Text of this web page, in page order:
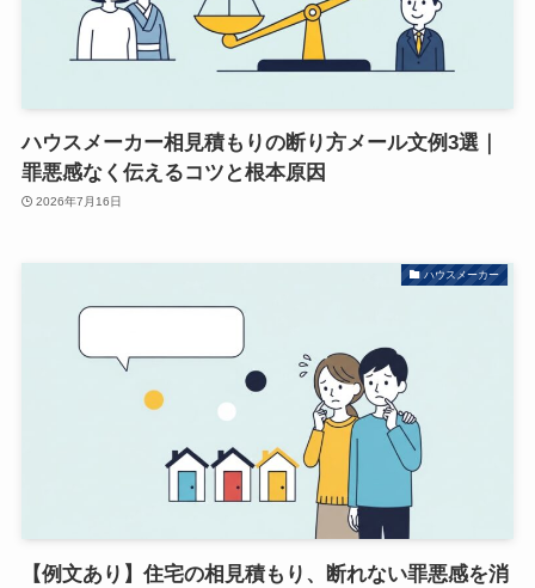
ハウスメーカー相見積もりの断り方メール文例3選｜
罪悪感なく伝えるコツと根本原因
2026年7月16日
ハウスメーカー
【例文あり】住宅の相見積もり、断れない罪悪感を消